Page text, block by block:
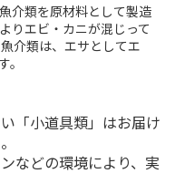
介類を原材料として製造
りエビ・カニが混じって
介類は、エサとしてエ
「小道具類」はお届け
などの環境により、実